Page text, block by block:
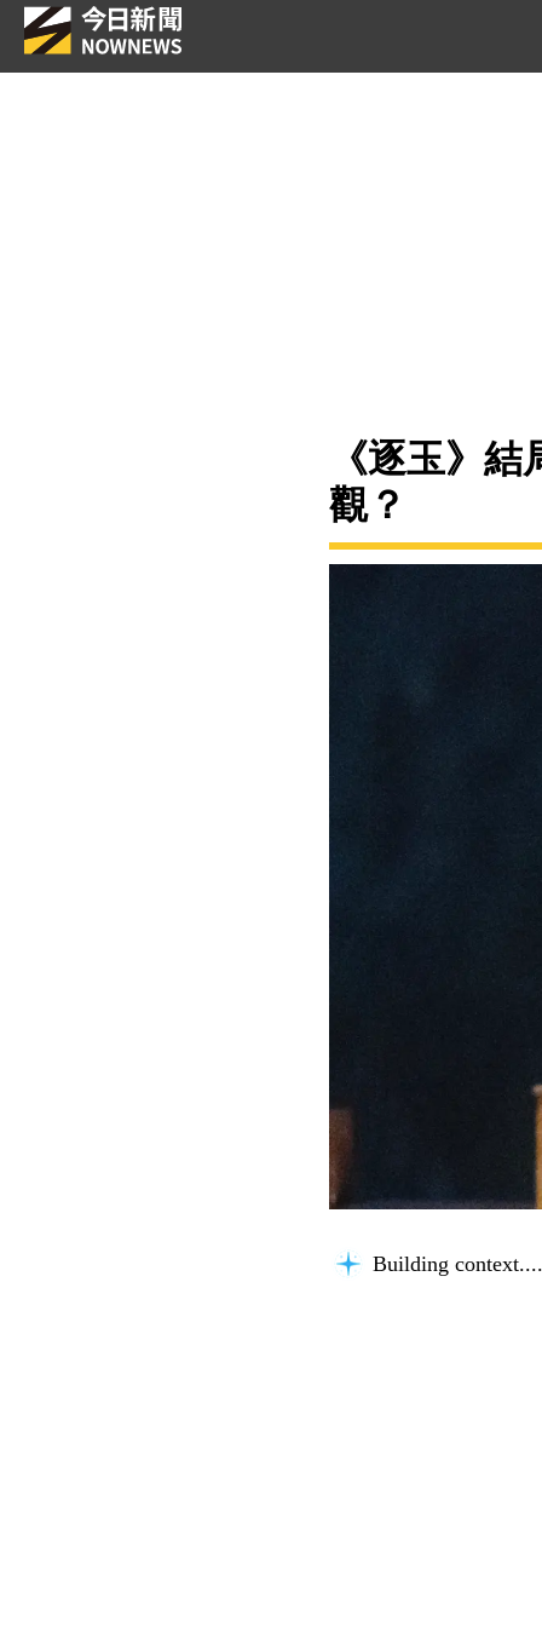
《逐玉》
觀？
Building context...